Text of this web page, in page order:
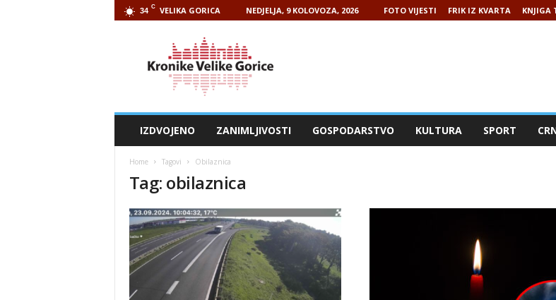
34 C VELIKA GORICA NEDJELJA, 9 KOLOVOZA, 2026 FOTO VIJESTI FRIK IZ KVARTA KNJIGA
IZDVOJENO ZANIMLJIVOSTI GOSPODARSTVO KULTURA SPORT
Home Tagovi Obilaznica
Tag: obilaznica